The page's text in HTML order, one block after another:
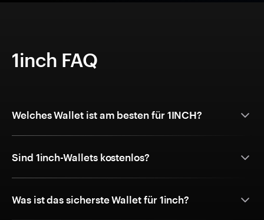
1inch FAQ
Welches Wallet ist am besten für 1INCH?
Sind 1inch-Wallets kostenlos?
Was ist das sicherste Wallet für 1inch?